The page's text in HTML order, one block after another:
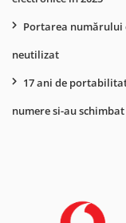
Portarea numărului
neutilizat
17 ani de
numere si-au